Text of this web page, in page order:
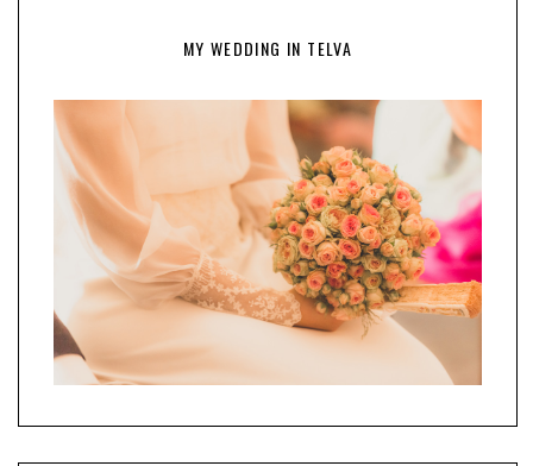
MY WEDDING IN TELVA